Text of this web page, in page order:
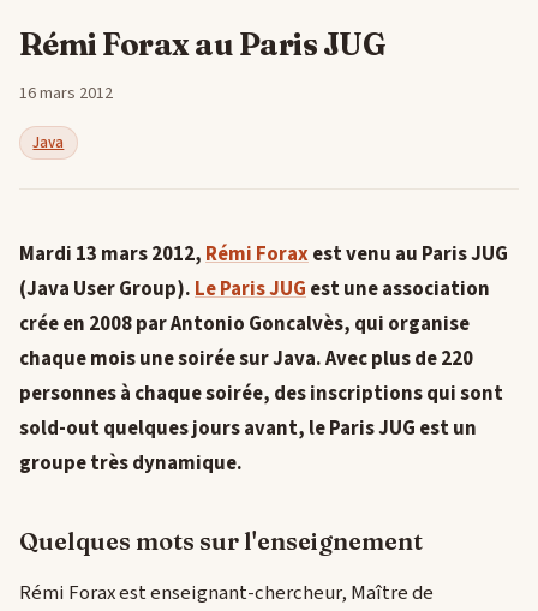
Rémi Forax au Paris JUG
16 mars 2012
Java
Mardi 13 mars 2012,Rémi Foraxest venu au Paris JUG
(Java User Group).Le Paris JUGest une association
crée en 2008 par Antonio Goncalvès, qui organise
chaque mois une soirée sur Java. Avec plus de 220
personnes à chaque soirée, des inscriptions qui sont
sold-out quelques jours avant, le Paris JUG est un
groupe très dynamique.
Quelques mots sur l'enseignement
Rémi Forax est enseignant-chercheur, Maître de